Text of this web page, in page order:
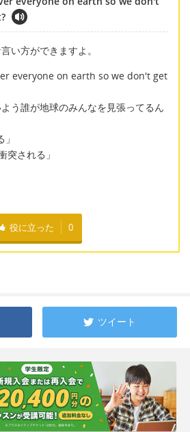
い方ができますよ。
everyone on earth so we don't get
よう誰が地球のみんなを見張ってるん
される」
役に立った 0
ツイート